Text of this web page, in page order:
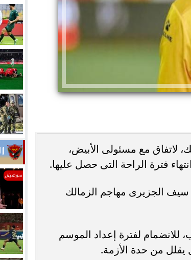
لاتفاق مع مسئولى الأبيض،
فترة الراحة التى حصل عليها.
الجزيرى مهاجم الزمالك
لفترة إعداد الموسم
يقلل من حدة الأزمة.
سوشيال